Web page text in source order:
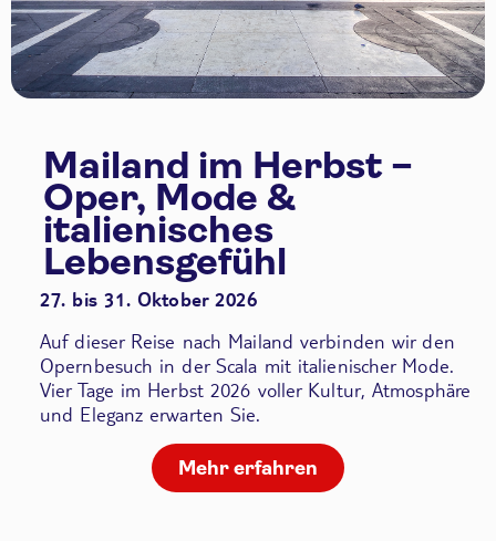
Mailand im Herbst –
Oper, Mode &
italienisches
Lebensgefühl
27. bis 31. Oktober 2026
Auf dieser Reise nach Mailand verbinden wir den
Opernbesuch in der Scala mit italienischer Mode.
Vier Tage im Herbst 2026 voller Kultur, Atmosphäre
und Eleganz erwarten Sie.
Mehr erfahren